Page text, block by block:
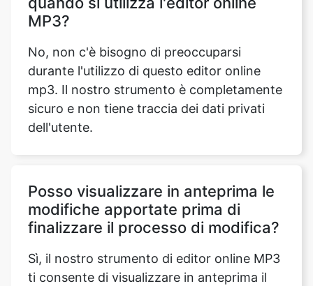
durante l'utilizzo di questo editor online
mp3. Il nostro strumento è completamente
sicuro e non tiene traccia dei dati privati
dell'utente.
Posso visualizzare in anteprima le
Sì, il nostro strumento di editor online MP3
ti consente di visualizzare in anteprima il
tuo lavoro prima di finalizzarlo e scaricarlo.
Ascolta il file mp3 modificato prima di
scaricarlo sul tuo sistema.